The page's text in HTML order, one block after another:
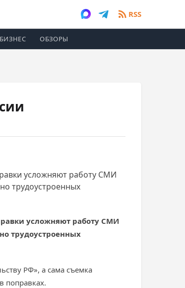
RSS
ОБЗОРЫ
усложняют работу СМИ
трудоустроенных
усложняют работу СМИ
трудоустроенных
РФ», а сама съемка
поправках.